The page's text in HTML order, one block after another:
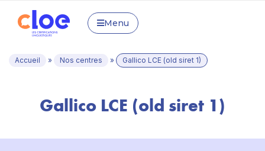
Menu
Accueil » Nos centres » Gallico LCE (old siret 1)
Gallico LCE (old siret 1)